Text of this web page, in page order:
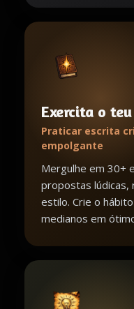
Exercita o
Praticar escrita
empolgante
Mergulhe em 30+
propostas lúdicas,
estilo. Crie o
medianos em